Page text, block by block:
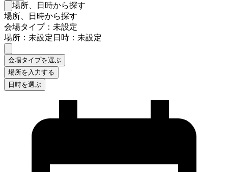
検索フォームを閉じる
場所、日時から探す
場所、日時から探す
会場タイプ：未設定
場所：未設定日時：未設定
会場タイプを選ぶ
場所を入力する
日時を選ぶ